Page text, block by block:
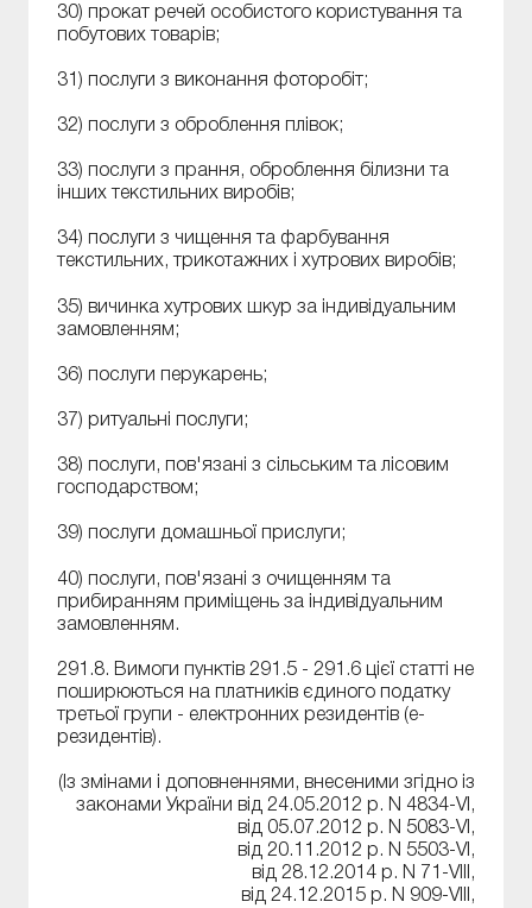
30) прокат речей особистого користування та
побутових товарів;
31) послуги з виконання фоторобіт;
32) послуги з оброблення плівок;
33) послуги з прання, оброблення білизни та
інших текстильних виробів;
34) послуги з чищення та фарбування
текстильних, трикотажних і хутрових виробів;
35) вичинка хутрових шкур за індивідуальним
замовленням;
36) послуги перукарень;
37) ритуальні послуги;
38) послуги, пов'язані з сільським та лісовим
господарством;
39) послуги домашньої прислуги;
40) послуги, пов'язані з очищенням та
прибиранням приміщень за індивідуальним
замовленням.
291.8. Вимоги пунктів 291.5 - 291.6 цієї статті не
поширюються на платників єдиного податку
третьої групи - електронних резидентів (е-
резидентів).
(Із змінами і доповненнями, внесеними згідно із
законами України від 24.05.2012 р. N 4834-VI,
від 05.07.2012 р. N 5083-VI,
від 20.11.2012 р. N 5503-VI,
від 28.12.2014 р. N 71-VIII,
від 24.12.2015 р. N 909-VIII,